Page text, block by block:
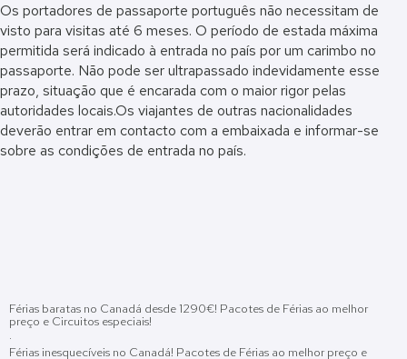
Horária
Os portadores de passaporte português não necessitam de
visto para visitas até 6 meses. O período de estada máxima
permitida será indicado à entrada no país por um carimbo no
passaporte. Não pode ser ultrapassado indevidamente esse
prazo, situação que é encarada com o maior rigor pelas
autoridades locais.Os viajantes de outras nacionalidades
deverão entrar em contacto com a embaixada e informar-se
sobre as condições de entrada no país.
Férias baratas no Canadá desde 1290€! Pacotes de Férias ao melhor
preço e Circuitos especiais!
·
Férias inesquecíveis no Canadá! Pacotes de Férias ao melhor preço e